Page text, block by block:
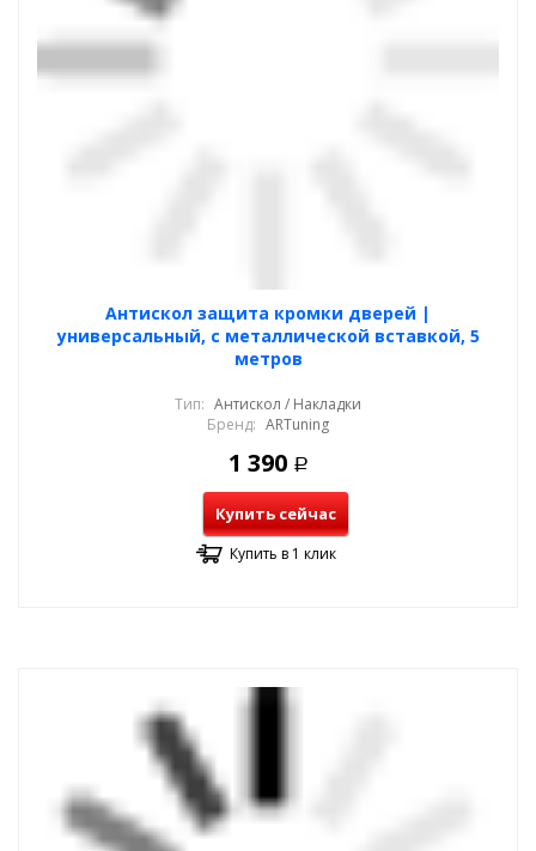
Антискол защита кромки дверей |
универсальный, с металлической вставкой, 5
метров
Тип: Антискол / Накладки
Бренд: ARTuning
1 390 Р
Купить сейчас
Купить в 1 клик